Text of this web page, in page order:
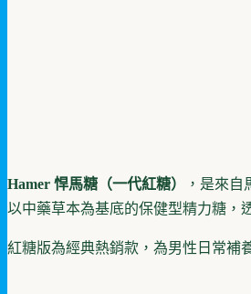
Hamer 悍馬糖（一代紅糖）
，是來
以中藥草本為基底的保健型精力糖，
紅糖版為經典熱銷款，為男性日常補